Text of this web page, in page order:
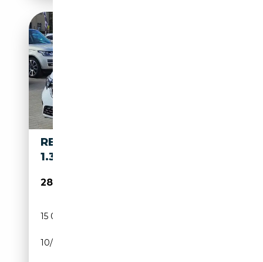
RENAULT KANGOO III TECHNO
1.3 TCE130 EDC EU6E
28 890€
15 000 km
10/2025